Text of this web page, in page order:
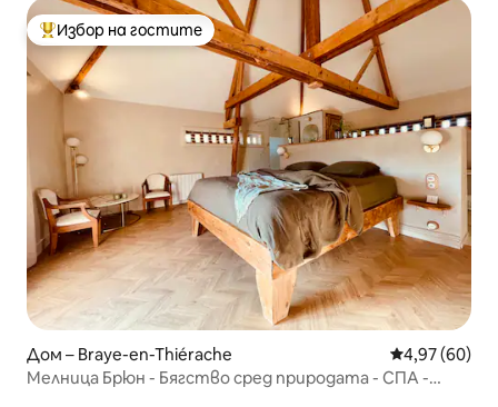
Най-популярен избор на гостите
Избор на гостите
Дом – Braye-en-Thiérache Средна
4,97 (60)
Мелница Брюн - Бягство сред природата - СПА -